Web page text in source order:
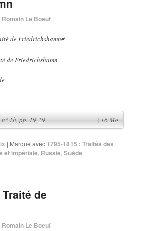
Romain Le Boeuf
de Friedrichshamn#
de Friedrichshamn
n° 1h, pp. 19-29
| Marqué avec 1795-1815 : Traités des
et impériale, Russie,Suède
de
Romain Le Boeuf